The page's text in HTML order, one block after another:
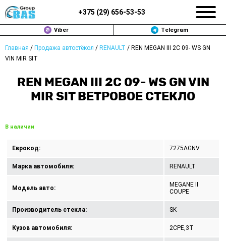
+375 (29) 656-53-53
Viber Telegram
Главная / Продажа автостёкол / RENAULT / REN MEGAN III 2C 09- WS GN
VIN MIR SIT
REN MEGAN III 2C 09- WS GN VIN
MIR SIT ВЕТРОВОЕ СТЕКЛО
В наличии
Еврокод: 7275AGNV
Марка автомобиля: RENAULT
Модель авто:
MEGANE II
COUPE
Производитель стекла: SK
Кузов автомобиля: 2CPE,3T
ЗАМЕНА АВТОСТЕКОЛ В МИНСКЕ
ПРОДАЖА АВТОСТЁКОЛ
РЕМОНТ
ДОП. УСЛУГИ
ВОПРОС-ОТВЕТ
КОНТАКТЫ